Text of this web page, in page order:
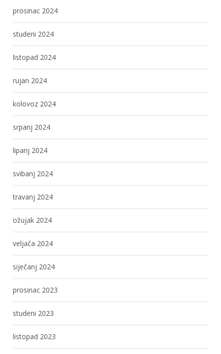
prosinac 2024
studeni 2024
listopad 2024
rujan 2024
kolovoz 2024
srpanj 2024
lipanj 2024
svibanj 2024
travanj 2024
ožujak 2024
veljača 2024
siječanj 2024
prosinac 2023
studeni 2023
listopad 2023